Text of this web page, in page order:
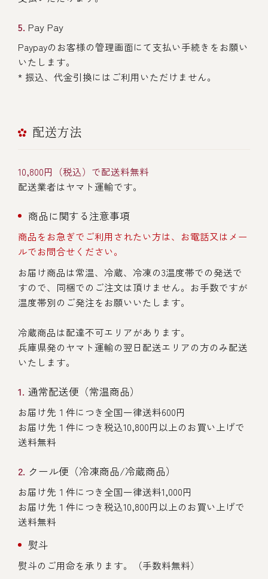
Pay Pay
Paypayのお客様の管理画面にて支払い手続きをお願い
いたします。
* 振込、代金引換にはご利用いただけません。
配送方法
10,800円（税込）で配送料無料
配送業者はヤマト運輸です。
商品に関する注意事項
商品をお急ぎでご利用されたい方は、お電話又はメー
ルでお問合せください。
お届け商品は常温、冷蔵、冷凍の3温度帯での発送で
すので、同梱でのご注文は頂けません。お手数ですが
温度帯別のご発注をお願いいたします。
冷蔵商品は配達不可エリアがあります。
兵庫県発のヤマト運輸の翌日配送エリアの方のみ配送
いたします。
通常配送便（常温商品）
お届け先１件につき全国一律送料600円
お届け先１件につき税込10,800円以上のお買い上げで
送料無料
クール便（冷凍商品/冷蔵商品）
お届け先１件につき全国一律送料1,000円
お届け先１件につき税込10,800円以上のお買い上げで
送料無料
熨斗
熨斗のご用命を承ります。（手数料無料）